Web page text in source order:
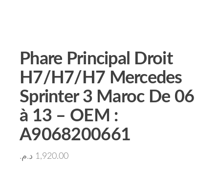
Phare Principal Droit
H7/H7/H7 Mercedes
Sprinter 3 Maroc De 06
à 13 – OEM :
A9068200661
1,920.00 د.م.